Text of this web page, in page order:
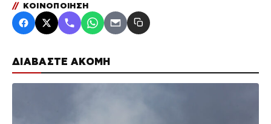
ΔΙΑΒΑΣΤΕ ΑΚΟΜΗ
// ΚΟΙΝΟΠΟΙΗΣΗ